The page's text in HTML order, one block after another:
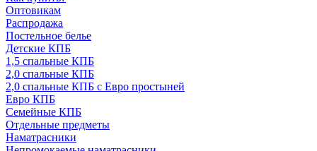
Оптовикам
Распродажа
Постельное белье
Детские КПБ
1,5 спальные КПБ
2,0 спальные КПБ
2,0 спальные КПБ с Евро простыней
Евро КПБ
Семейные КПБ
Отдельные предметы
Наматрасники